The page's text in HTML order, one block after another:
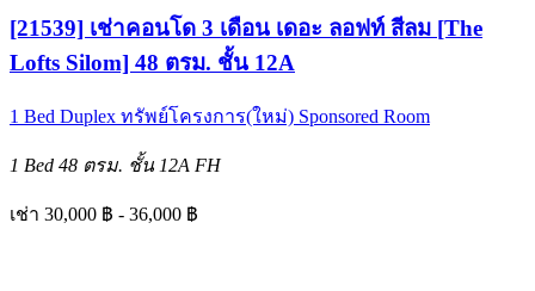
[21539] เช่าคอนโด 3 เดือน เดอะ ลอฟท์ สีลม [The
Lofts Silom] 48 ตรม. ชั้น 12A
1 Bed Duplex ทรัพย์โครงการ(ใหม่) Sponsored Room
1 Bed 48 ตรม. ชั้น 12A FH
เช่า 30,000 ฿ - 36,000 ฿